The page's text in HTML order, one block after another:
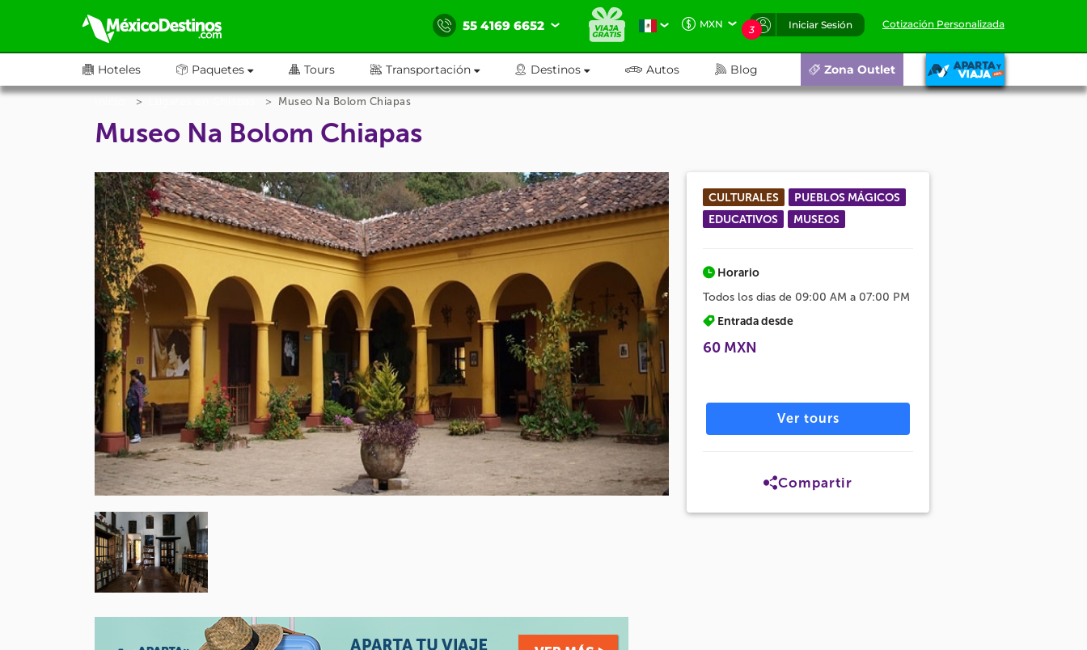
55 4169 6652 MXN 3 Iniciar Sesión Cotización Personalizada
Hoteles Paquetes Tours Transportación Destinos Autos Blog Zona Outlet
Museo Na Bolom Chiapas
Museo Na Bolom Chiapas
CULTURALES
PUEBLOS MÁGICOS
EDUCATIVOS
MUSEOS
Horario
Todos los dias de 09:00 AM a 07:00 PM
Entrada desde
60 MXN
Ver tours
Compartir